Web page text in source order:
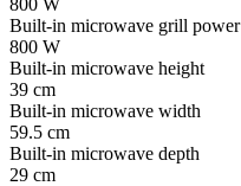
Built-in microwave grill power
800 W
Built-in microwave height
39 cm
Built-in microwave width
59.5 cm
Built-in microwave depth
29 cm